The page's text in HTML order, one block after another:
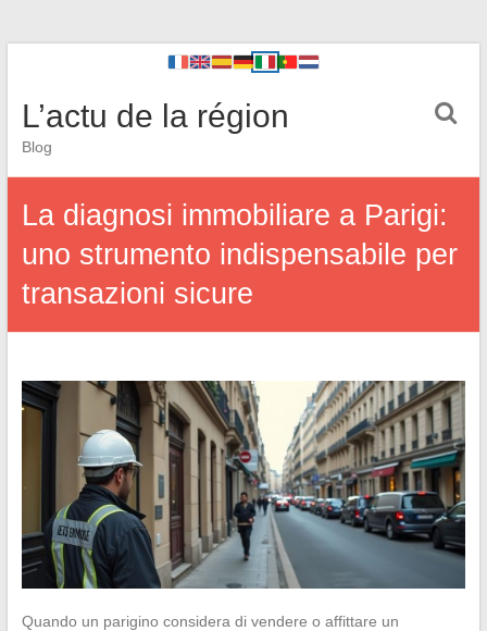
L’actu de la région
Blog
La diagnosi immobiliare a Parigi:
uno strumento indispensabile per
transazioni sicure
Quando un parigino considera di vendere o affittare un